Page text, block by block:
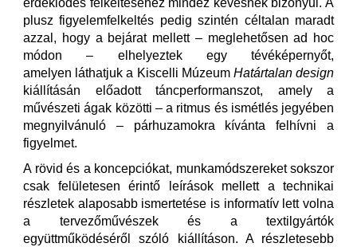
érdeklődés felkeltéséhez mindez kevésnek bizonyul. A
plusz figyelemfelkeltés pedig szintén céltalan maradt
azzal, hogy a bejárat mellett – meglehetősen ad hoc
módon – elhelyeztek egy tévéképernyőt,
amelyen láthatjuk a Kiscelli Múzeum Határtalan design
kiállításán előadott táncperformanszot, amely a
művészeti ágak közötti – a ritmus és ismétlés jegyében
megnyilvánuló – párhuzamokra kívánta felhívni a
figyelmet.
A rövid és a koncepciókat, munkamódszereket sokszor
csak felületesen érintő leírások mellett a technikai
részletek alaposabb ismertetése is informatív lett volna
a tervezőművészek és a textilgyártók
együttműködéséről szóló kiállításon. A részletesebb